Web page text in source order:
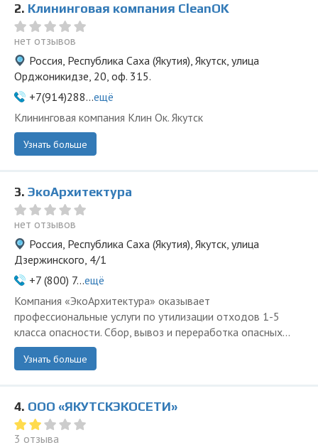
2. Клининговая компания СleanOK
нет отзывов
Россия, Республика Саха (Якутия), Якутск, улица
Орджоникидзе, 20, оф. 315.
+7(914)288...ещё
Клининговая компания Клин Ок. Якутск
Узнать больше
3. ЭкоАрхитектура
нет отзывов
Россия, Республика Саха (Якутия), Якутск, улица
Дзержинского, 4/1
+7 (800) 7...ещё
Компания «ЭкоАрхитектура» оказывает
профессиональные услуги по утилизации отходов 1-5
класса опасности. Сбор, вывоз и переработка опасных...
Узнать больше
4. ООО «ЯКУТСКЭКОСЕТИ»
3 отзыва